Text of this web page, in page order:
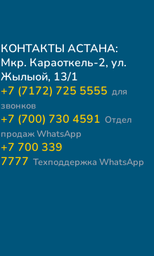
КОНТАКТЫ АСТАНА:
Мкр. Караоткель-2, ул.
Жылыой, 13/1
+7 (7172) 725 5555 для
звонков
+7 (700) 730 4591 Отдел
продаж WhatsApp
+7 700 339
7777 Техподдержка WhatsApp